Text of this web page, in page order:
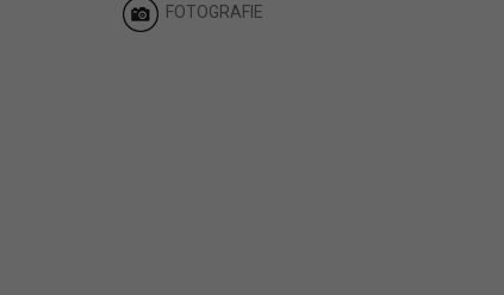
FOTOGRAFIE